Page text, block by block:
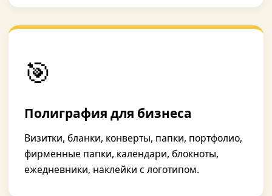
🎯
Полиграфия для бизнеса
Визитки, бланки, конверты, папки, портфолио,
фирменные папки, календари, блокноты,
ежедневники, наклейки с логотипом.